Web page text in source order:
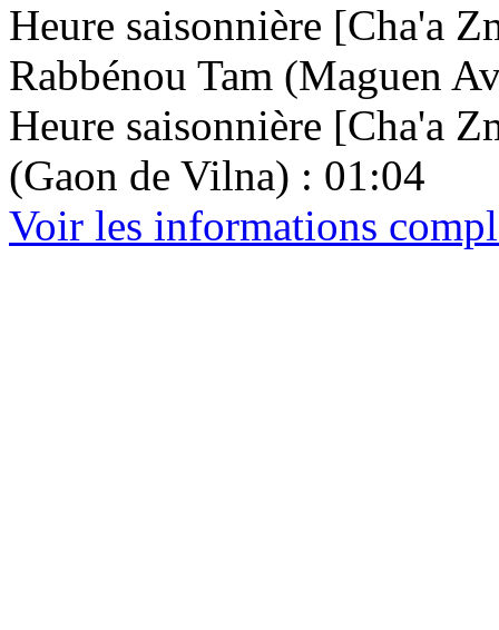
Heure saisonnière [Cha'a
Rabbénou Tam (Maguen
Heure saisonnière [Cha'a
(Gaon de Vilna) : 01:04
Voir les informations